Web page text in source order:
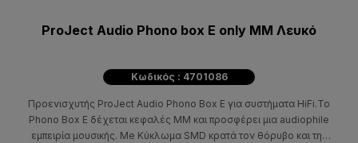
ProJect Audio Phono box E only MM Λευκό
Κωδικός : 4701086
Προενισχυτής ProJect Audio Phono Box Ε για συστήματα HiFi.Το
Phono Box Ε δέχεται κεφαλές MM και προσφέρει μια audiophile
εμπειρία μουσικής. Me Κύκλωμα SMD κρατά τον θόρυβο και την